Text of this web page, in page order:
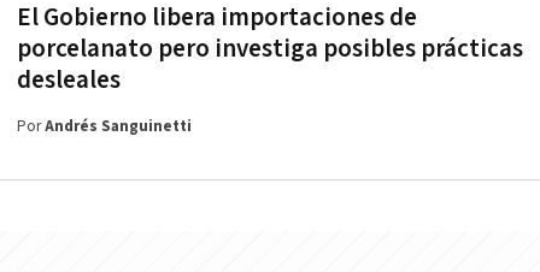
El Gobierno libera importaciones de
porcelanato pero investiga posibles prácticas
desleales
PorAndrés Sanguinetti